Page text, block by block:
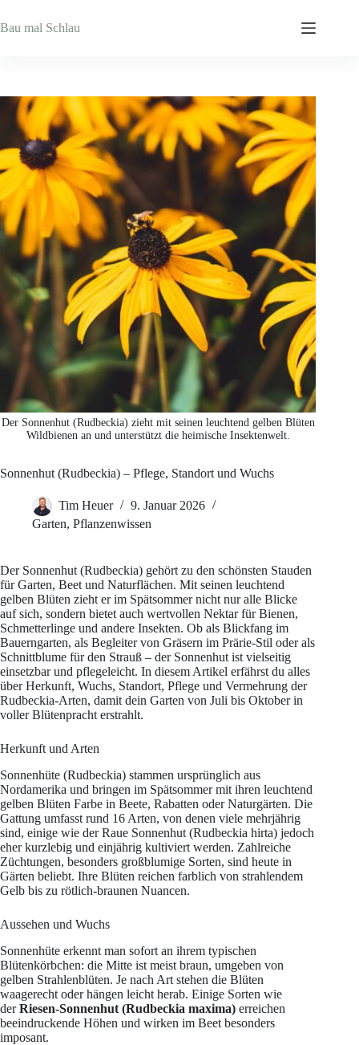
Inhalt
springen
Bau mal Schlau
Der Sonnenhut (Rudbeckia) zieht mit seinen leuchtend gelben Blüten
Wildbienen an und unterstützt die heimische Insektenwelt.
Sonnenhut (Rudbeckia) – Pflege, Standort und Wuchs
Tim Heuer
9. Januar 2026
Garten, Pflanzenwissen
Der Sonnenhut (Rudbeckia) gehört zu den schönsten Stauden
für Garten, Beet und Naturflächen. Mit seinen leuchtend
gelben Blüten zieht er im Spätsommer nicht nur alle Blicke
auf sich, sondern bietet auch wertvollen Nektar für Bienen,
Schmetterlinge und andere Insekten. Ob als Blickfang im
Bauerngarten, als Begleiter von Gräsern im Prärie-Stil oder als
Schnittblume für den Strauß – der Sonnenhut ist vielseitig
einsetzbar und pflegeleicht. In diesem Artikel erfährst du alles
über Herkunft, Wuchs, Standort, Pflege und Vermehrung der
Rudbeckia-Arten, damit dein Garten von Juli bis Oktober in
voller Blütenpracht erstrahlt.
Herkunft und Arten
Sonnenhüte (Rudbeckia) stammen ursprünglich aus
Nordamerika und bringen im Spätsommer mit ihren leuchtend
gelben Blüten Farbe in Beete, Rabatten oder Naturgärten. Die
Gattung umfasst rund 16 Arten, von denen viele mehrjährig
sind, einige wie der Raue Sonnenhut (Rudbeckia hirta) jedoch
eher kurzlebig und einjährig kultiviert werden. Zahlreiche
Züchtungen, besonders großblumige Sorten, sind heute in
Gärten beliebt. Ihre Blüten reichen farblich von strahlendem
Gelb bis zu rötlich-braunen Nuancen.
Aussehen und Wuchs
Sonnenhüte erkennt man sofort an ihrem typischen
Blütenkörbchen: die Mitte ist meist braun, umgeben von
gelben Strahlenblüten. Je nach Art stehen die Blüten
waagerecht oder hängen leicht herab. Einige Sorten wie
derRiesen-Sonnenhut (Rudbeckia maxima) erreichen
beeindruckende Höhen und wirken im Beet besonders
imposant.